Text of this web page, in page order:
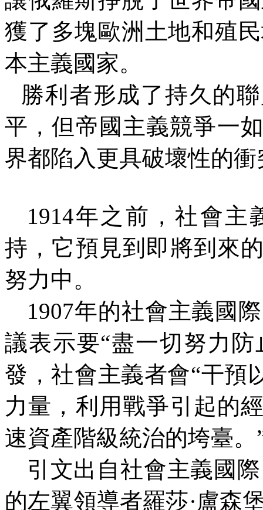
獲了多塊歐洲土地和殖
本主義國家。
勝利者形成了持久的
平，但帝國主義競爭一
界都陷入更具破壞性的衝
1914年之前，社會主
持，它預見到即將到來
努力中。
1907年的社會主義國
議表示要“盡一切努力防
發，社會主義者會“干預
力量，利用戰爭引起的
速資產階級統治的垮臺。
引文出自社會主義國際
的左翼領導者羅莎·盧森